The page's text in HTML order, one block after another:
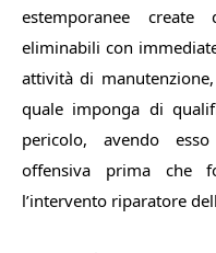
estemporanee
eliminabili con
attività di
quale imponga di
pericolo, avendo
offensiva prima che
l’intervento riparatore